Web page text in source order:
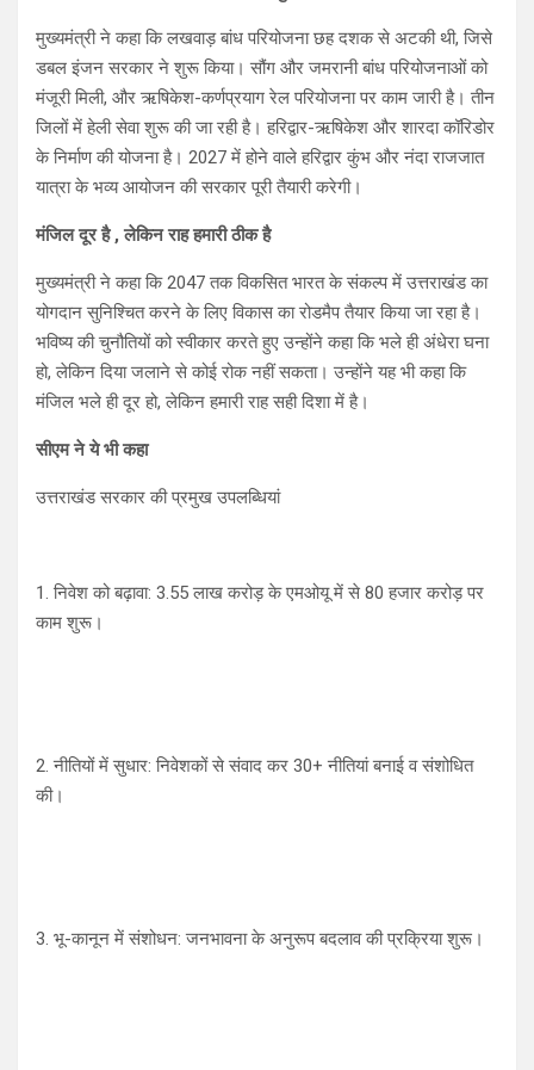
मुख्यमंत्री ने कहा कि लखवाड़ बांध परियोजना छह दशक से अटकी थी, जिसे
डबल इंजन सरकार ने शुरू किया। सौंग और जमरानी बांध परियोजनाओं को
मंजूरी मिली, और ऋषिकेश-कर्णप्रयाग रेल परियोजना पर काम जारी है। तीन
जिलों में हेली सेवा शुरू की जा रही है। हरिद्वार-ऋषिकेश और शारदा कॉरिडोर
के निर्माण की योजना है। 2027 में होने वाले हरिद्वार कुंभ और नंदा राजजात
यात्रा के भव्य आयोजन की सरकार पूरी तैयारी करेगी।
मंजिल दूर है , लेकिन राह हमारी ठीक है
मुख्यमंत्री ने कहा कि 2047 तक विकसित भारत के संकल्प में उत्तराखंड का
योगदान सुनिश्चित करने के लिए विकास का रोडमैप तैयार किया जा रहा है।
भविष्य की चुनौतियों को स्वीकार करते हुए उन्होंने कहा कि भले ही अंधेरा घना
हो, लेकिन दिया जलाने से कोई रोक नहीं सकता। उन्होंने यह भी कहा कि
मंजिल भले ही दूर हो, लेकिन हमारी राह सही दिशा में है।
सीएम ने ये भी कहा
उत्तराखंड सरकार की प्रमुख उपलब्धियां
1. निवेश को बढ़ावा: 3.55 लाख करोड़ के एमओयू में से 80 हजार करोड़ पर
काम शुरू।
2. नीतियों में सुधार: निवेशकों से संवाद कर 30+ नीतियां बनाई व संशोधित
की।
3. भू-कानून में संशोधन: जनभावना के अनुरूप बदलाव की प्रक्रिया शुरू।